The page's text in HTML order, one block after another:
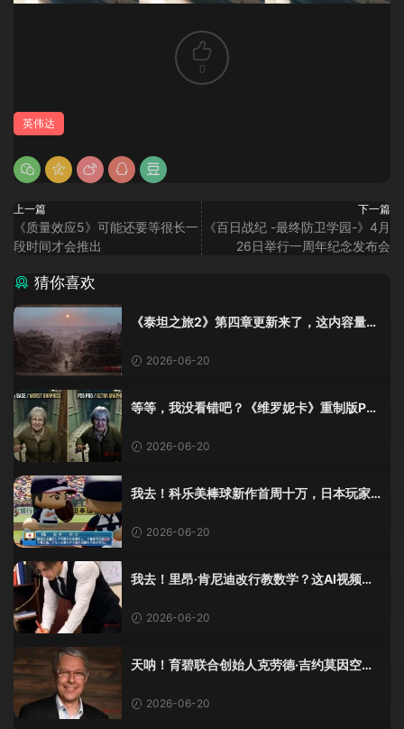
0
英伟达
上一篇
《质量效应5》可能还要等很长一
段时间才会推出
下一篇
《百日战纪 -最终防卫学园-》4月
26日举行一周年纪念发布会
猜你喜欢
《泰坦之旅2》第四章更新来了，这内容量感
2026-06-20
等等，我没看错吧？《维罗妮卡》重制版PS
2026-06-20
我去！科乐美棒球新作首周十万，日本玩家
2026-06-20
我去！里昂·肯尼迪改行教数学？这AI视频全
2026-06-20
天呐！育碧联合创始人克劳德·吉约莫因空难
2026-06-20